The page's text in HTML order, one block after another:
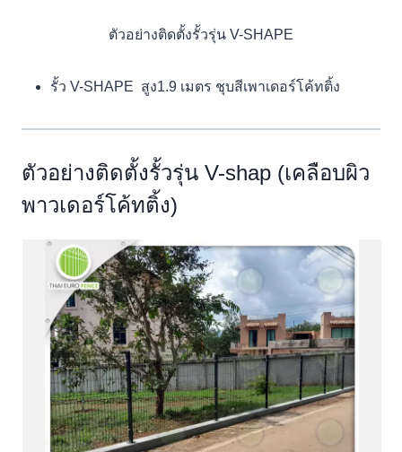
ตัวอย่างติดตั้งรั้วรุ่น V-SHAPE
รั้ว V-SHAPE สูง1.9 เมตร ชุบสีเพาเดอร์โค้ทติ้ง
ตัวอย่างติดตั้งรั้วรุ่น V-shap (เคลือบผิว
พาวเดอร์โค้ทติ้ง)